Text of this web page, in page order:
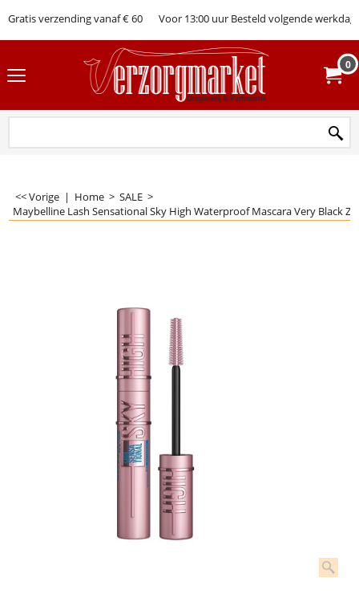
Gratis verzending vanaf € 60 Voor 13:00 uur Besteld volgende werkdag
0
<< Vorige | Home > SALE >
Maybelline Lash Sensational Sky High Waterproof Mascara Very Black